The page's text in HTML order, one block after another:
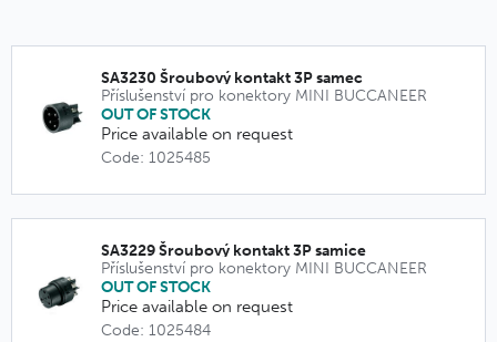
SA3230 Šroubový kontakt 3P samec
Příslušenství pro konektory MINI BUCCANEER
OUT OF STOCK
Price available on request
Code: 1025485
SA3229 Šroubový kontakt 3P samice
Příslušenství pro konektory MINI BUCCANEER
OUT OF STOCK
Price available on request
Code: 1025484